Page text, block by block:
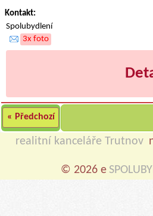
Kontakt:
Spolubydlení
3x foto
« Předchozí
realitní kanceláře Trutnov
© 2026 e